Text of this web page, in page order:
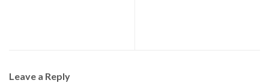
Leave a Reply